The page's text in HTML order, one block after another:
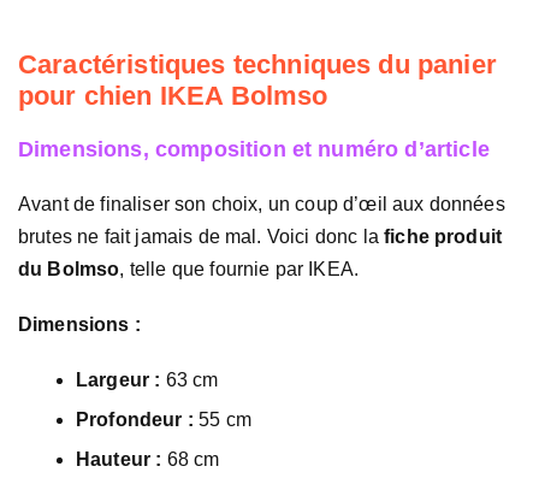
Caractéristiques techniques du panier
pour chien IKEA Bolmso
Dimensions, composition et numéro d’article
Avant de finaliser son choix, un coup d’œil aux données
brutes ne fait jamais de mal. Voici donc lafiche produit
du Bolmso, telle que fournie par IKEA.
Dimensions :
Largeur : 63 cm
Profondeur : 55 cm
Hauteur : 68 cm